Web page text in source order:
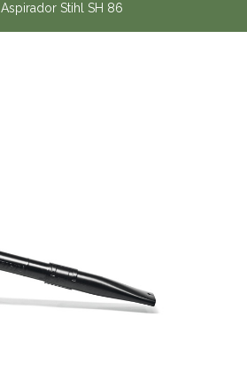
Aspirador Stihl SH 86